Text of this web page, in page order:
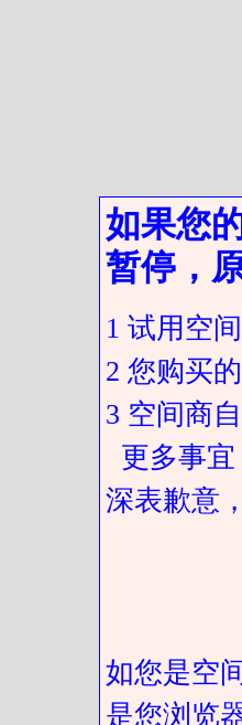
如果您
暂停，
1 试用空
2 您购买
3 空间商
更多事
深表歉意
如您是空
是您浏览